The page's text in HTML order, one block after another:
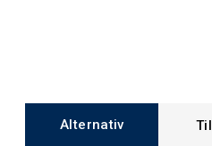
Alternativ